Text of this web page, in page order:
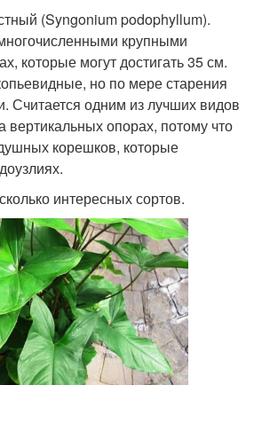
(Syngonium podophyllum).
крупными
которые могут достигать 35 см.
но по мере старения
Считается одним из лучших видов
опорах, потому что
корешков, которые
интересных сортов.